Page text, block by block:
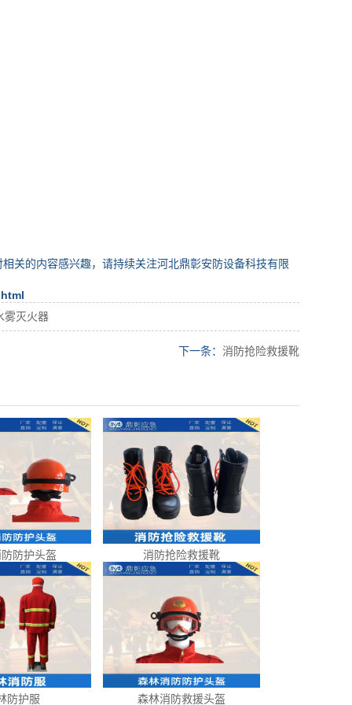
关的内容感兴趣，请持续关注河北鼎彰安防设备科技有限
雾灭火器
下一条： 消防抢险救援靴
防护头盔 消防抢险救援靴
防护服 森林消防救援头盔